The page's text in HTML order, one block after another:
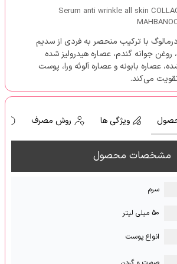
Serum anti wrinkle all skin
با ترکیب منحصر به فردی از سدیم
روغن جوانه گندم، عصاره هیدرولیز شده
عصاره بابونه و عصاره آلوئه ورا، پوست
می‌کند.
ویژگی ها روش مصرف
مشخصات محصول
سرم
50 میلی لیتر
انواع پوست